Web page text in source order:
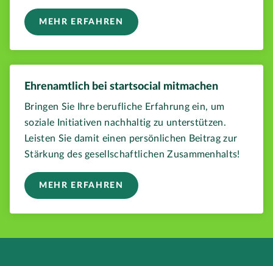
MEHR ERFAHREN
Ehrenamtlich bei startsocial mitmachen
Bringen Sie Ihre berufliche Erfahrung ein, um
soziale Initiativen nachhaltig zu unterstützen.
Leisten Sie damit einen persönlichen Beitrag zur
Stärkung des gesellschaftlichen Zusammenhalts!
MEHR ERFAHREN